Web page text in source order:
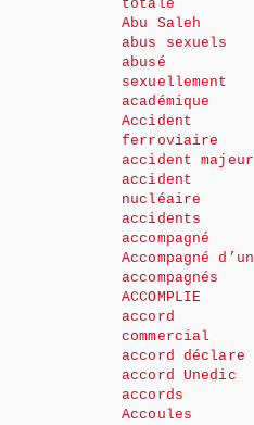
totale
Abu Saleh
abus sexuels
abusé
sexuellement
académique
Accident
ferroviaire
accident majeur
accident
nucléaire
accidents
accompagné
Accompagné d’un
accompagnés
ACCOMPLIE
accord
commercial
accord déclare
accord Unedic
accords
Accoules